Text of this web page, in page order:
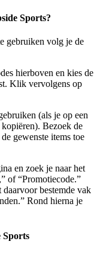
Sports?
gebruiken volg je de
hierboven en kies de
Klik vervolgens op
(als je op een
Bezoek de
gewenste items toe
en zoek je naar het
of “Promotiecode.”
bestemde vak
Rond hierna je
Sports